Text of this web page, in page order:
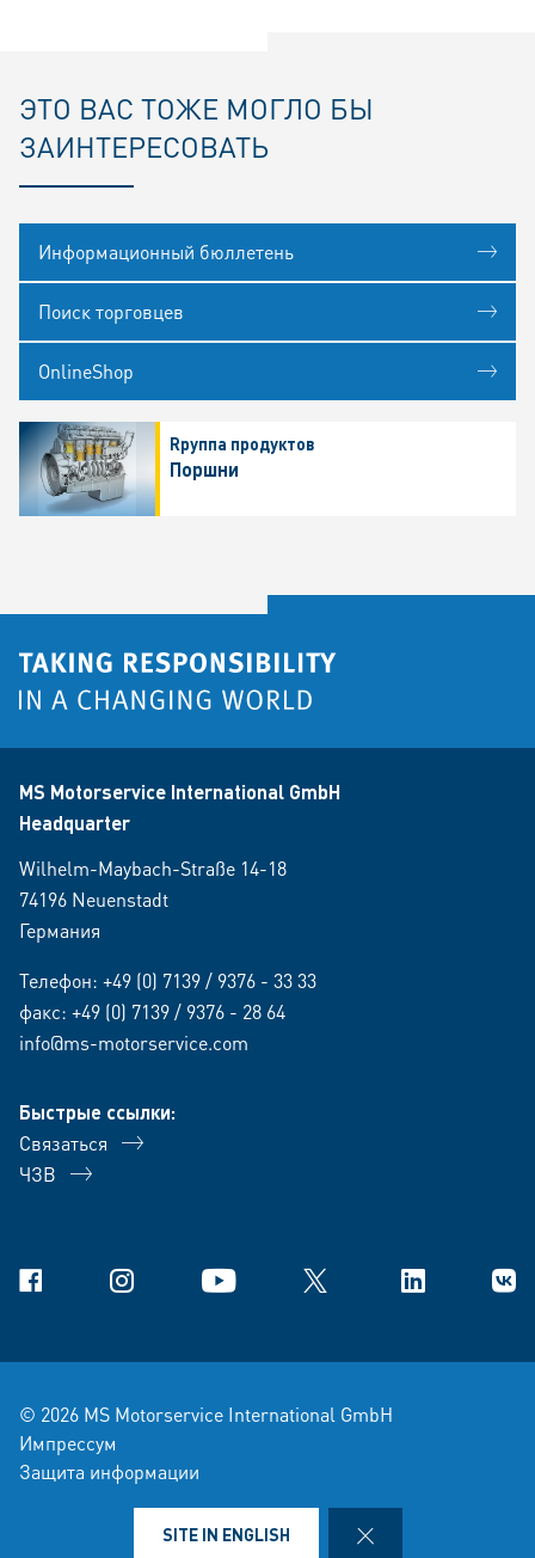
ЭТО ВАС ТОЖЕ МОГЛО БЫ
ЗАИНТЕРЕСОВАТЬ
Информационный бюллетень
Поиск торговцев
OnlineShop
Rруппа продуктов
Поршни
MS Motorservice International GmbH
Headquarter
Wilhelm-Maybach-Straße 14-18
74196 Neuenstadt
Германия
Телефон: +49 (0) 7139 / 9376 - 33 33
факс: +49 (0) 7139 / 9376 - 28 64
info@ms-motorservice.com
Быстрые ссылки:
Связаться
ЧЗВ
Facebook Instagram YouTube X Linkedin В
© 2026 MS Motorservice International GmbH
Импрессум
Защита информации
Правовая оговоркаSITE IN ENGLISH CLOSE